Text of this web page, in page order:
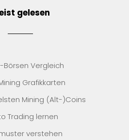
gelesen
Börsen Vergleich
Grafikkarten
Mining (Alt-)Coins
Trading lernen
verstehen